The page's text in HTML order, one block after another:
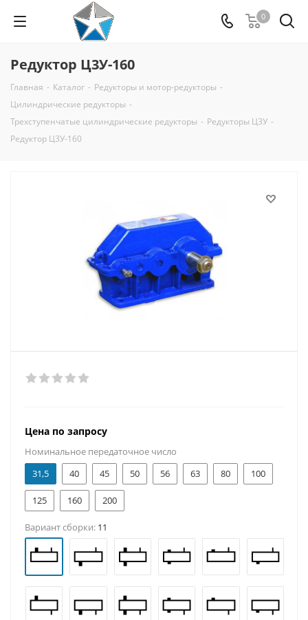
0
Редуктор Ц3У-160
Главная - Каталог - Редукторы и мотор-редукторы -
Цилиндрические редукторы -
Трехступенчатые цилиндрические редукторы - Редукторы Ц3У -
Редуктор Ц3У-160
Цена по запросу
Номинальное передаточное число
31,5
40 45 50 56 63 80 100
125 160 200
Вариант сборки: 11